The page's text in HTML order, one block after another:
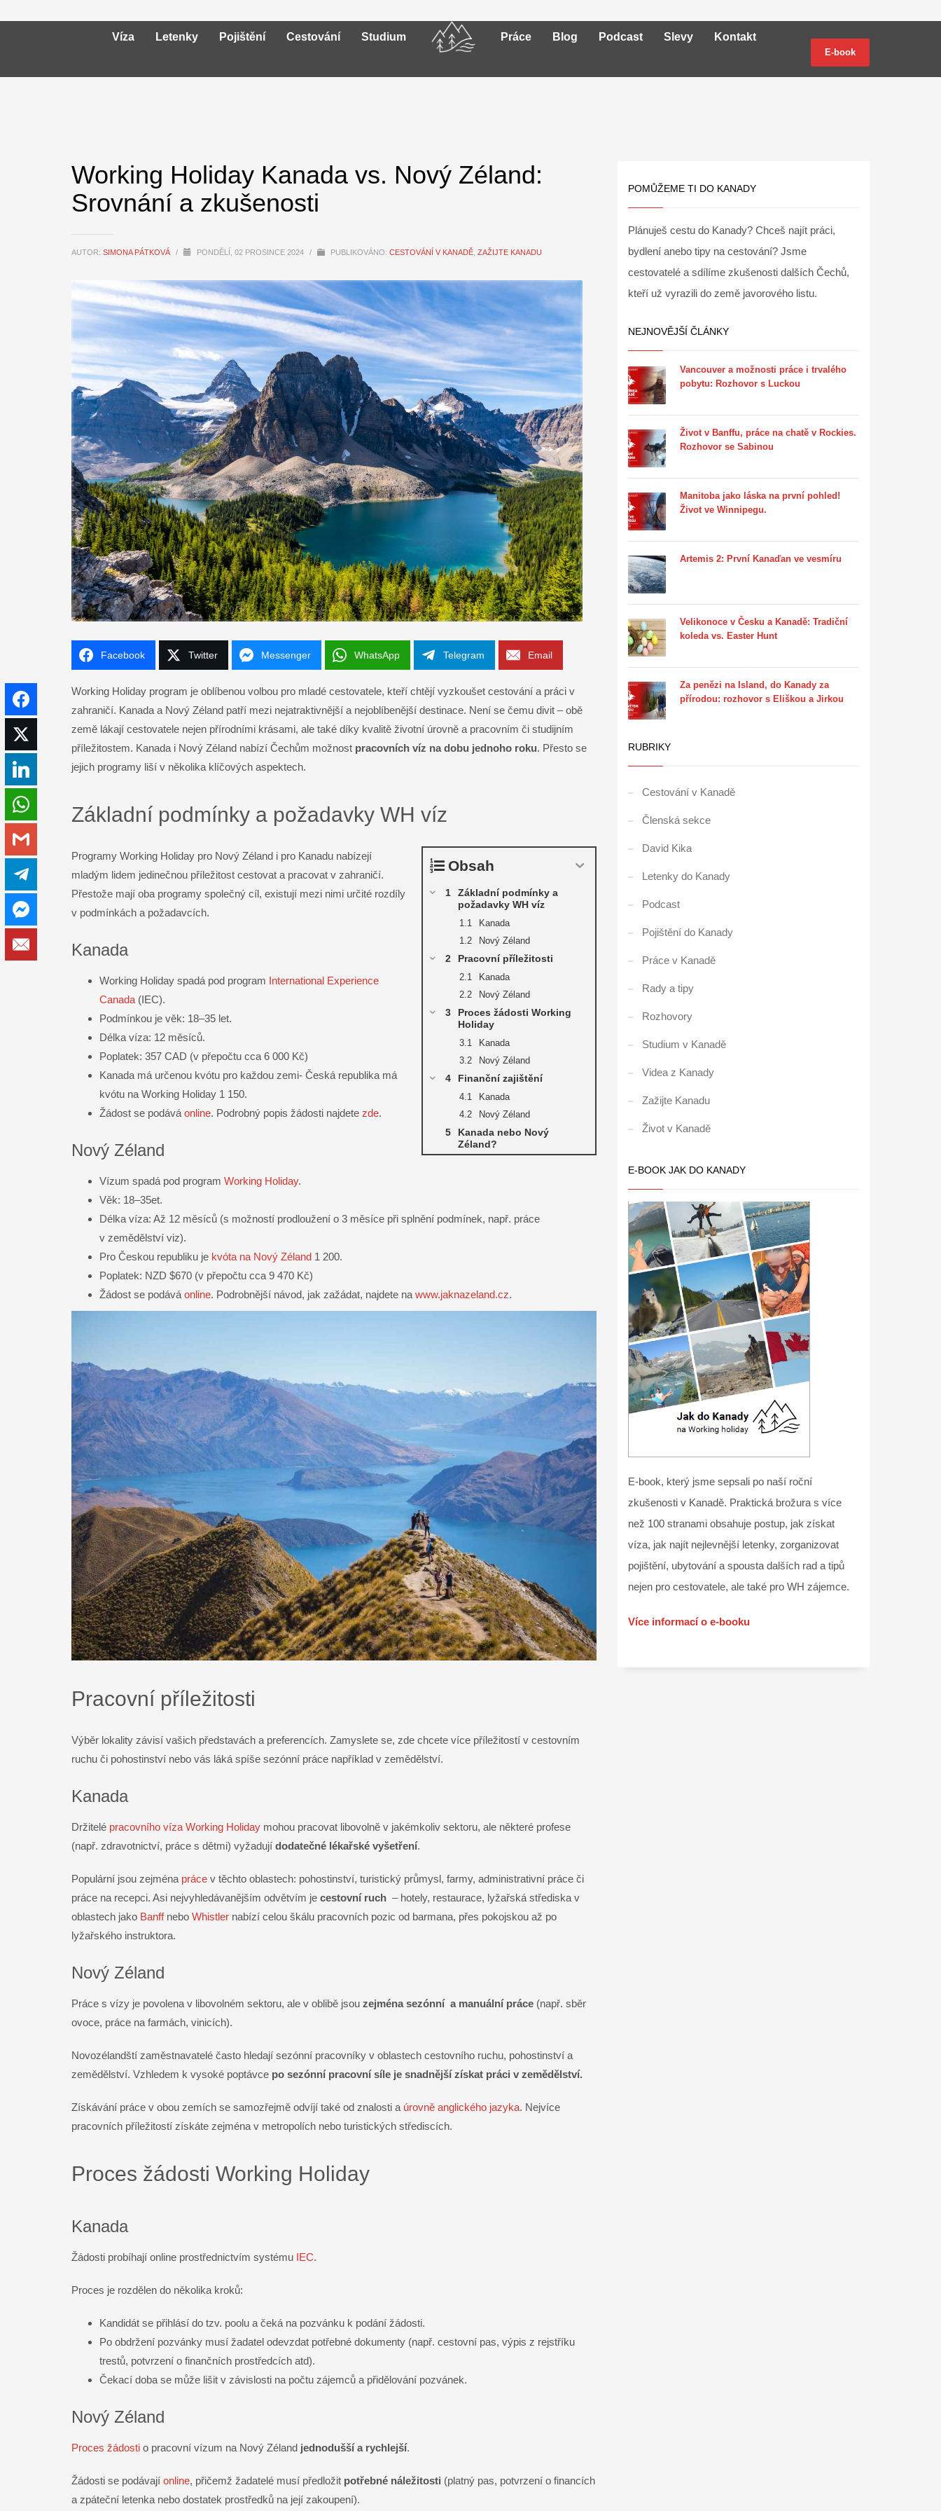
Víza Letenky Pojištění Cestování Studium Práce Blog Podcast Slevy Kontakt
E-book
Working Holiday Kanada vs. Nový Zéland:
Srovnání a zkušenosti
AUTOR: SIMONA PÁTKOVÁ / PONDĚLÍ, 02 PROSINCE 2024 / PUBLIKOVÁNO: CESTOVÁNÍ V KANADĚ ZAŽIJTE KANADU
Facebook Twitter Messenger WhatsApp Telegram Email
LinkedIn
Telegram
Messenger
Working Holiday program je oblíbenou volbou pro mladé cestovatele, kteří chtějí vyzkoušet cestování a práci v
zahraničí. Kanada a Nový Zéland patří mezi nejatraktivnější a nejoblíbenější destinace. Není se čemu divit – obě
země lákají cestovatele nejen přírodními krásami, ale také díky kvalitě životní úrovně a pracovním či studijním
příležitostem. Kanada i Nový Zéland nabízí Čechům možnost pracovních víz na dobu jednoho roku. Přesto se
jejich programy liší v několika klíčových aspektech.
Základní podmínky a požadavky WH víz
Obsah
Základní podmínky a
požadavky WH víz
Kanada
Nový Zéland
Pracovní příležitosti
Kanada
Nový Zéland
Proces žádosti Working
Holiday
Kanada
Nový Zéland
Finanční zajištění
Kanada
Nový Zéland
Kanada nebo Nový
Zéland?
Programy Working Holiday pro Nový Zéland i pro Kanadu nabízejí
mladým lidem jedinečnou příležitost cestovat a pracovat v zahraničí.
Přestože mají oba programy společný cíl, existují mezi nimi určité rozdíly
v podmínkách a požadavcích.
Kanada
Working Holiday spadá pod program International Experience
Canada (IEC).
Podmínkou je věk: 18–35 let.
Délka víza: 12 měsíců.
Poplatek: 357 CAD (v přepočtu cca 6 000 Kč)
Kanada má určenou kvótu pro každou zemi- Česká republika má
kvótu na Working Holiday 1 150.
Žádost se podává online. Podrobný popis žádosti najdete zde.
Nový Zéland
Vízum spadá pod program Working Holiday.
Věk: 18–35et.
Délka víza: Až 12 měsíců (s možností prodloužení o 3 měsíce při splnění podmínek, např. práce
v zemědělství viz).
Pro Českou republiku je kvóta na Nový Zéland 1 200.
Poplatek: NZD $670 (v přepočtu cca 9 470 Kč)
Žádost se podává online. Podrobnější návod, jak zažádat, najdete na www.jaknazeland.cz.
Pracovní příležitosti
Výběr lokality závisí vašich představách a preferencích. Zamyslete se, zde chcete více příležitostí v cestovním
ruchu či pohostinství nebo vás láká spíše sezónní práce například v zemědělství.
Kanada
Držitelé pracovního víza Working Holiday mohou pracovat libovolně v jakémkoliv sektoru, ale některé profese
(např. zdravotnictví, práce s dětmi) vyžadují dodatečné lékařské vyšetření.
Populární jsou zejména práce v těchto oblastech: pohostinství, turistický průmysl, farmy, administrativní práce či
práce na recepci. Asi nejvyhledávanějším odvětvím je cestovní ruch – hotely, restaurace, lyžařská střediska v
oblastech jako Banffnebo Whistler nabízí celou škálu pracovních pozic od barmana, přes pokojskou až po
lyžařského instruktora.
Nový Zéland
Práce s vízy je povolena v libovolném sektoru, ale v oblibě jsou zejména sezónní a manuální práce (např. sběr
ovoce, práce na farmách, vinicích).
Novozélandští zaměstnavatelé často hledají sezónní pracovníky v oblastech cestovního ruchu, pohostinství a
zemědělství. Vzhledem k vysoké poptávce po sezónní pracovní síle je snadnější získat práci v zemědělství.
Získávání práce v obou zemích se samozřejmě odvíjí také od znalosti a úrovně anglického jazyka. Nejvíce
pracovních příležitostí získáte zejména v metropolích nebo turistických střediscích.
Proces žádosti Working Holiday
Kanada
Žádosti probíhají online prostřednictvím systému IEC.
Proces je rozdělen do několika kroků:
Kandidát se přihlásí do tzv. poolu a čeká na pozvánku k podání žádosti.
Po obdržení pozvánky musí žadatel odevzdat potřebné dokumenty (např. cestovní pas, výpis z rejstříku
trestů, potvrzení o finančních prostředcích atd).
Čekací doba se může lišit v závislosti na počtu zájemců a přidělování pozvánek.
Nový Zéland
Proces žádosti o pracovní vízum na Nový Zéland jednodušší a rychlejší.
Žádosti se podávají online, přičemž žadatelé musí předložit potřebné náležitosti (platný pas, potvrzení o financích
a zpáteční letenka nebo dostatek prostředků na její zakoupení).
POMŮŽEME TI DO KANADY
Plánuješ cestu do Kanady? Chceš najít práci,
bydlení anebo tipy na cestování? Jsme
cestovatelé a sdílíme zkušenosti dalších Čechů,
kteří už vyrazili do země javorového listu.
NEJNOVĚJŠÍ ČLÁNKY
Vancouver a možnosti práce i trvalého
pobytu: Rozhovor s Luckou
Život v Banffu, práce na chatě v Rockies.
Rozhovor se Sabinou
Manitoba jako láska na první pohled!
Život ve Winnipegu.
Artemis 2: První Kanaďan ve vesmíru
Velikonoce v Česku a Kanadě: Tradiční
koleda vs. Easter Hunt
Za penězi na Island, do Kanady za
přírodou: rozhovor s Eliškou a Jirkou
RUBRIKY
Cestování v Kanadě
Členská sekce
David Kika
Letenky do Kanady
Podcast
Pojištění do Kanady
Práce v Kanadě
Rady a tipy
Rozhovory
Studium v Kanadě
Videa z Kanady
Zažijte Kanadu
Život v Kanadě
E-BOOK JAK DO KANADY
E-book, který jsme sepsali po naší roční
zkušenosti v Kanadě. Praktická brožura s více
než 100 stranami obsahuje postup, jak získat
víza, jak najít nejlevnější letenky, zorganizovat
pojištění, ubytování a spousta dalších rad a tipů
nejen pro cestovatele, ale také pro WH zájemce.
Více informací o e-booku